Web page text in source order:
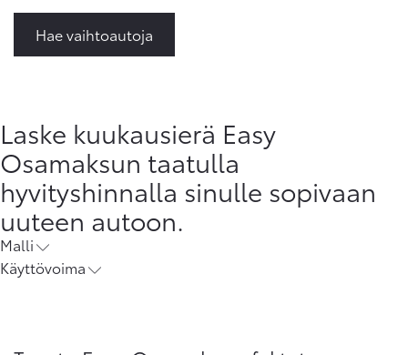
Hae vaihtoautoja
Laske kuukausierä Easy
Osamaksun taatulla
hyvityshinnalla sinulle sopivaan
uuteen autoon.
Malli
Käyttövoima